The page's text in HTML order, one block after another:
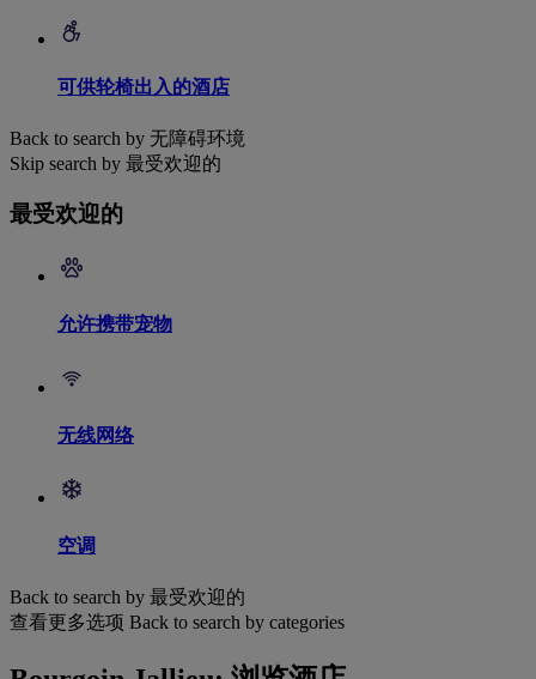
可供轮椅出入的酒店
Back to search by 无障碍环境
Skip search by 最受欢迎的
最受欢迎的
允许携带宠物
无线网络
空调
Back to search by 最受欢迎的
查看更多选项 Back to search by categories